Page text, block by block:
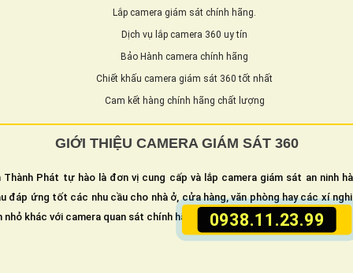
0938.11.23.99
Lắp camera giám sát chính hãng.
Dịch vụ lắp camera 360 uy tín
Bảo Hành camera chính hãng
Chiết khấu camera giám sát 360 tốt nhất
Cam kết hàng chính hãng chất lượng
GIỚI THIỆU CAMERA GIÁM SÁT 360
Thành Phát tự hào là đơn vị cung cấp và lắp camera giám sát an ninh
đáp ứng tốt các nhu cầu cho nhà ở, cửa hàng, văn phòng hay các xí
nhỏ khác với camera quan sát chính hãng đảm bảo chất lượng tuyệt đối.